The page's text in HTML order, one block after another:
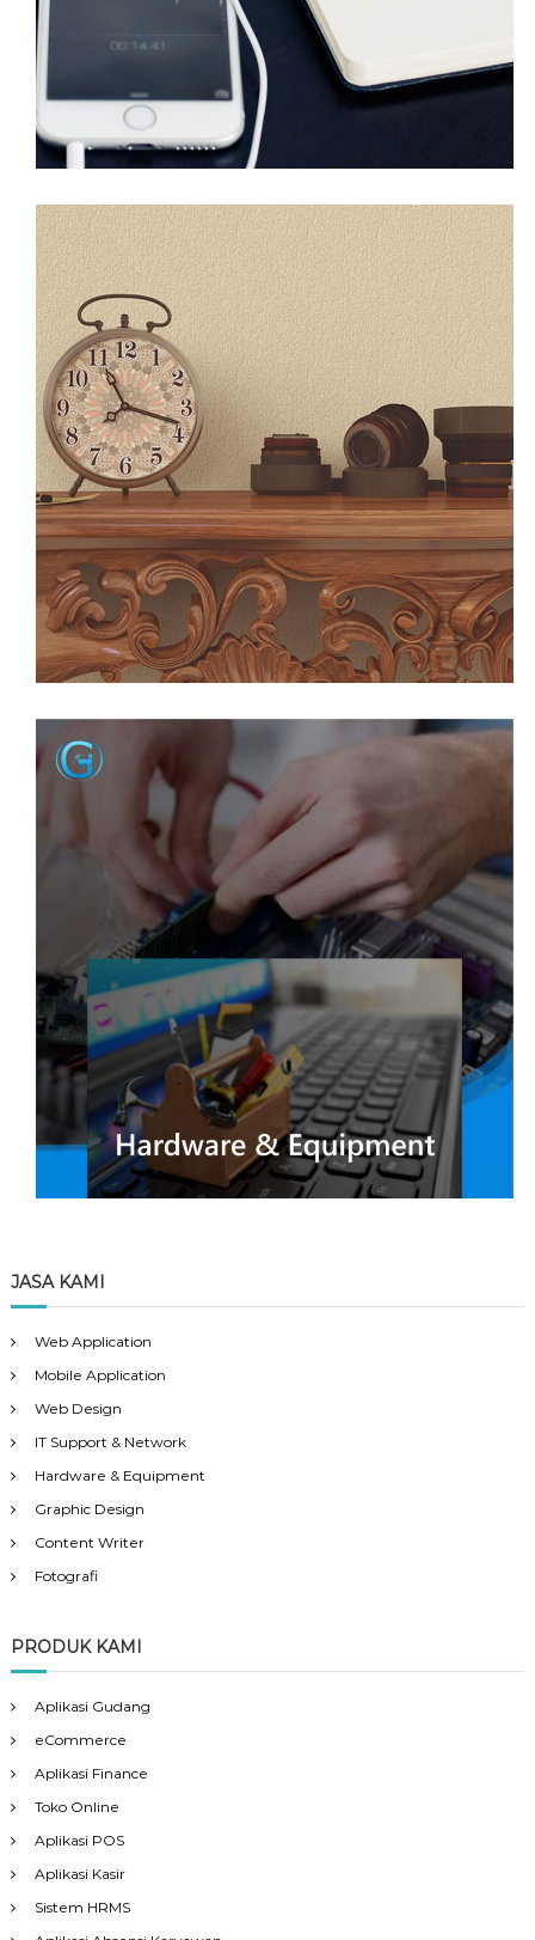
JASA KAMI
Web Application
Mobile Application
Web Design
IT Support & Network
Hardware & Equipment
Graphic Design
Content Writer
Fotografi
PRODUK KAMI
Aplikasi Gudang
eCommerce
Aplikasi Finance
Toko Online
Aplikasi POS
Aplikasi Kasir
Sistem HRMS